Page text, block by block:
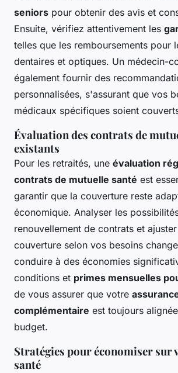
seniors pour obtenir des avis et
Ensuite, vérifiez attentivement les
telles que les remboursements pour
dentaires et optiques. Un médecin-
également fournir des
personnalisées, s'assurant que vos
médicaux spécifiques soient
Évaluation des contrats de
existants
Pour les retraités, une évaluation
contrats de mutuelle santé est
garantir que la couverture reste
économique. Analyser les
renouvellement de contrats et
couverture selon vos besoins
conduire à des économies
conditions et primes mensuelles
de vous assurer que votre
complémentaire est toujours
budget.
Stratégies pour économiser sur
santé